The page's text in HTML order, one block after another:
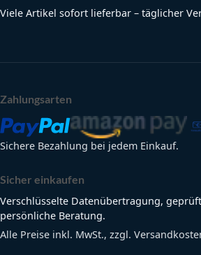
Viele Artikel sofort lieferbar – täglicher
Zahlungsarten
Sichere Bezahlung bei jedem Einkauf.
Sicher einkaufen
Verschlüsselte Datenübertragung,
persönliche Beratung.
Alle Preise inkl. MwSt., zzgl.